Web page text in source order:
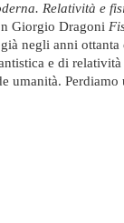
Relatività e
Giorgio Dragoni
negli anni
e di
umanità.